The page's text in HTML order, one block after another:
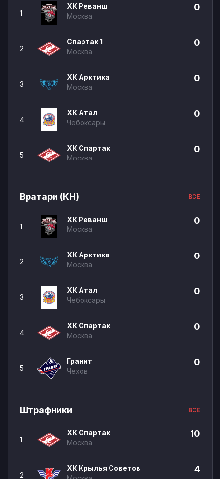
1
ХК Реванш
Москва
0
2
Спартак 1
Москва
0
3
ХК Арктика
Москва
0
4
ХК Атал
Чебоксары
0
5
ХК Спартак
Москва
0
Вратари (КН) ВСЕ
1
ХК Реванш
Москва
0
2
ХК Арктика
Москва
0
3
ХК Атал
Чебоксары
0
4
ХК Спартак
Москва
0
5
Гранит
Чехов
0
Штрафники ВСЕ
1
ХК Спартак
Москва
10
2
ХК Крылья Советов
4